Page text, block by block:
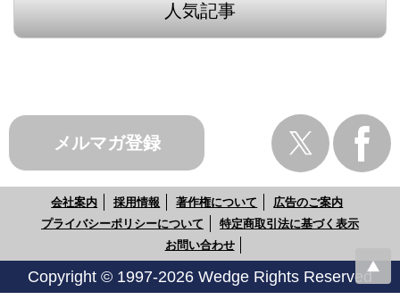
人気記事
メルマガ登録
会社案内 採用情報 著作権について
広告のご案内
プライバシーポリシーについて
特定商取引法に基づく表示
お問い合わせ
Copyright © 1997-2026 Wedge Rights Reserved